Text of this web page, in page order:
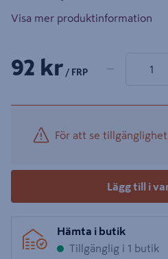
Visa mer produktinformation
92 kr / FRP −
För att se
Lägg till i
Hämta i butik
Tillgänglig i 1 butik